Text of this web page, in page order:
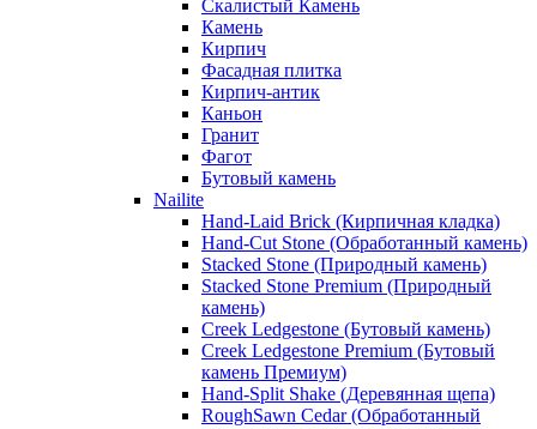
Скалистый Камень
Камень
Кирпич
Фасадная плитка
Кирпич-антик
Каньон
Гранит
Фагот
Бутовый камень
Nailite
Hand-Laid Brick (Кирпичная кладка)
Hand-Cut Stone (Обработанный камень)
Stacked Stone (Природный камень)
Stacked Stone Premium (Природный
камень)
Creek Ledgestone (Бутовый камень)
Creek Ledgestone Premium (Бутовый
камень Премиум)
Hand-Split Shake (Деревянная щепа)
RoughSawn Cedar (Обработанный